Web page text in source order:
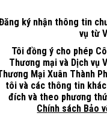
Nam, đồng
tảng thiết kế
sự chắp bút
xe SUV
tiếng khác.
ký nhận thông tin
vụ từ
Tôi đồng ý cho phép
Thương mại và Dịch vụ
Mại Xuân Thành
tôi và các thông tin
đích và theo phương
Chính sách Bảo